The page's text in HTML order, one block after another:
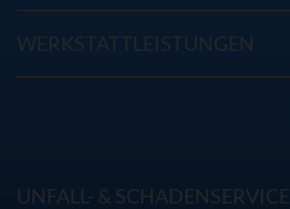
WERKSTATTLEISTUNGEN
UNFALL- & SCHADENSERVICE